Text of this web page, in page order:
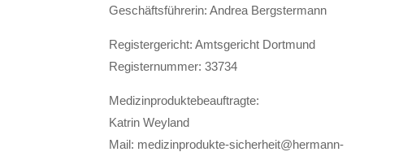
Geschäftsführerin: Andrea Bergstermann
Registergericht: Amtsgericht Dortmund
Registernummer: 33734
Medizinproduktebeauftragte:
Katrin Weyland
Mail: medizinprodukte-sicherheit@hermann-